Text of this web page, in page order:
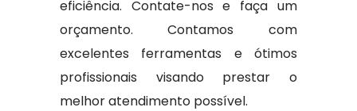
eficiência. Contate-nos e faça um
orçamento. Contamos com
excelentes ferramentas e ótimos
profissionais visando prestar o
melhor atendimento possível.